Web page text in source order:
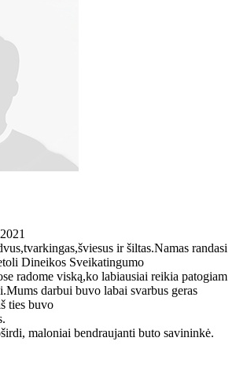
ir šiltas.Namas randasi
Dineikos Sveikatingumo
radome viską,ko labiausiai reikia patogiam
darbui buvo labai svarbus geras
ties buvo
maloniai bendraujanti buto savininkė.